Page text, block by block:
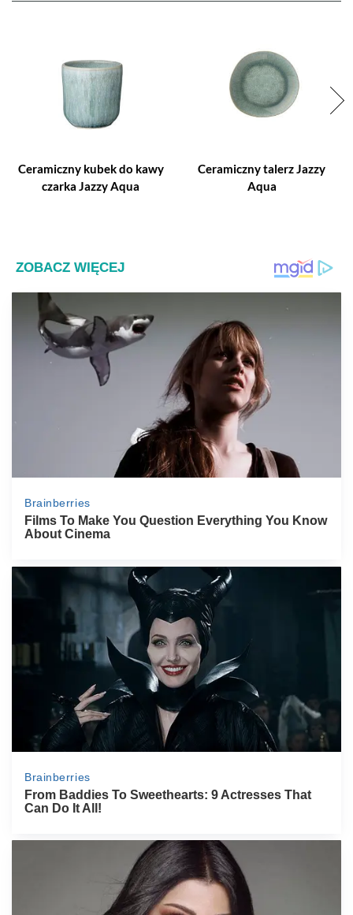
Ceramiczny kubek do kawy
czarka Jazzy Aqua
Ceramiczny talerz Jazzy
Aqua